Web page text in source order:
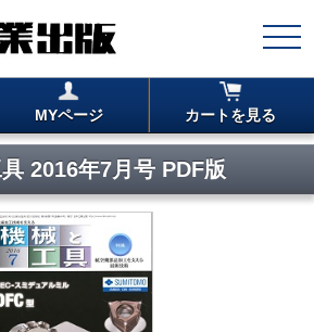
MYページ カートを見る
2016年7月号 PDF版